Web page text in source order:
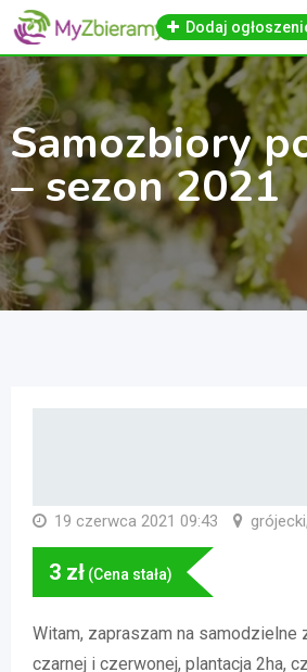
Skip
content
Dodaj
Samozbiory
– sezon 2021
19 czerwca 2021 09:43
3 zł (Cena stała)
Witam, zapraszam na samodzielne
czarnej i czerwonej, plantacja 2ha,